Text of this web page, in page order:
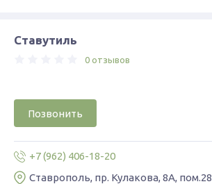
Ставутиль
0 отзывов
Позвонить
+7 (962) 406-18-20
Ставрополь, пр. Кулакова, 8А, пом.28